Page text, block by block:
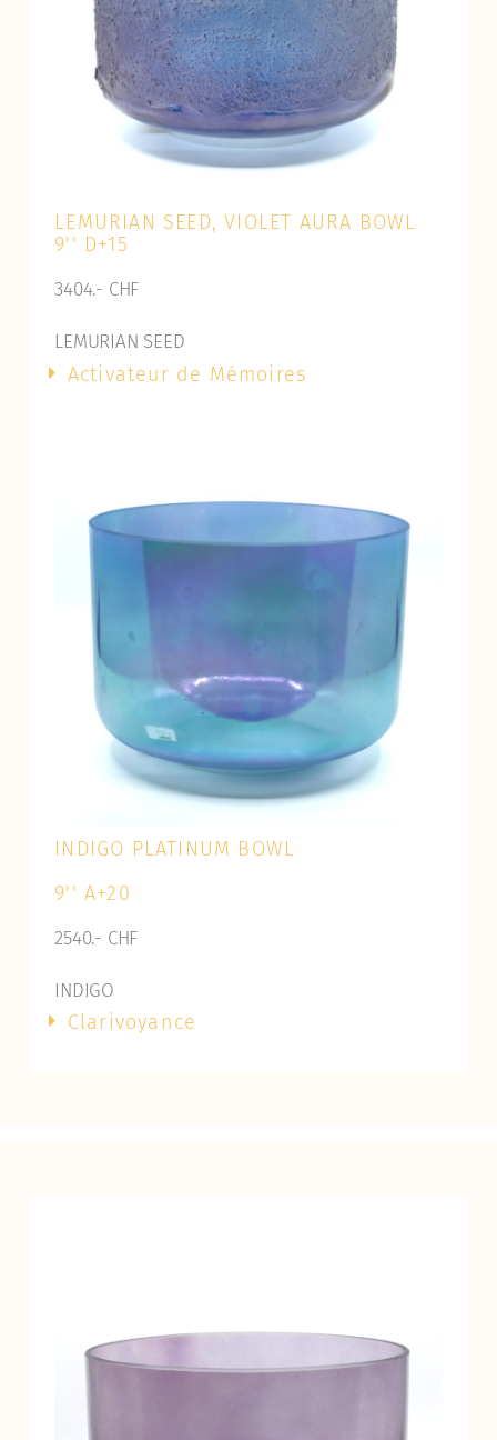
LEMURIAN SEED, VIOLET AURA BOWL
9'' D+15
3404.- CHF
LEMURIAN SEED
Activateur de Mémoires
INDIGO PLATINUM BOWL
9'' A+20
2540.- CHF
INDIGO
Clarivoyance